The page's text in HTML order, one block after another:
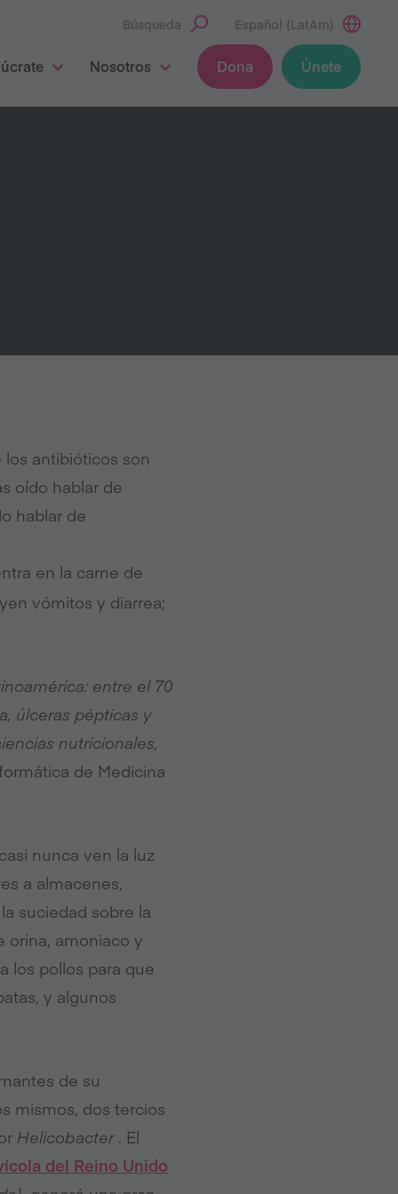
Búsqueda Español (LatAm)
Nosotros Dona Únete
antibióticos son
oído hablar de
hablar de
en la carne de
vómitos y diarrea;
entre el 70
úlceras pépticas y
nutricionales,
de Medicina
nunca ven la luz
a almacenes,
suciedad sobre la
orina, amoniaco y
los pollos para que
y algunos
de su
mismos, dos tercios
Helicobacter. El
del Reino Unido